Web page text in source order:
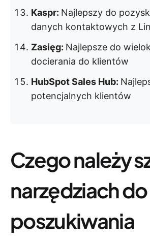
Kaspr: Najlepszy do
danych kontaktowych z
Zasięg: Najlepsze do
docierania do klientów
HubSpot Sales Hub:
potencjalnych klientów
Czego należy
narzędziach do
poszukiwania